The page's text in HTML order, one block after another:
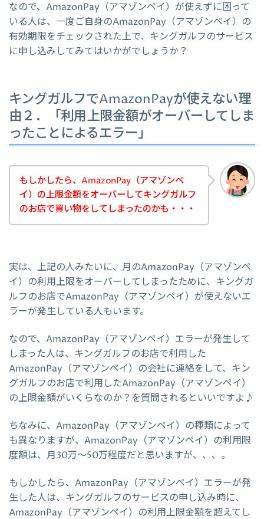
なので、AmazonPay（アマゾンペイ）が使えずに困って
いる人は、一度ご自身のAmazonPay（アマゾンペイ）の
有効期限をチェックされた上で、キングガルフのサービス
に申し込みしてみてはいかがでしょうか？
キングガルフでAmazonPayが使えない理
由２．「利用上限金額がオーバーしてしま
ったことによるエラー」
もしかしたら、AmazonPay（アマゾンペ
イ）の上限金額をオーバーしてキングガルフ
のお店で買い物をしてしまったのかも・・・
実は、上記の人みたいに、月のAmazonPay（アマゾンペ
イ）の利用上限をオーバーしてしまったために、キングガ
ルフのお店でAmazonPay（アマゾンペイ）が使えないエ
ラーが発生している人もいます。
なので、AmazonPay（アマゾンペイ）エラーが発生して
しまった人は、キングガルフのお店で利用した
AmazonPay（アマゾンペイ）の会社に連絡をして、キン
グガルフのお店で利用したAmazonPay（アマゾンペイ）
の上限金額がいくらなのか？を質問されるといいですよ♪
ちなみに、AmazonPay（アマゾンペイ）の種類によって
も異なりますが、AmazonPay（アマゾンペイ）の利用限
度額は、月30万～50万程度だと思いますが、、、。
もしかしたら、AmazonPay（アマゾンペイ）エラーが発
生した人は、キングガルフのサービスの申し込み時に、
AmazonPay（アマゾンペイ）の利用上限金額を超えてし